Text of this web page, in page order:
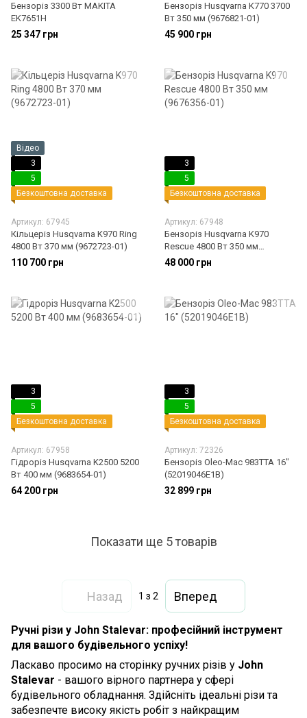
Бензоріз 3300 Вт MAKITA
EK7651H
25 347 грн
Бензоріз Husqvarna K770 3700
Вт 350 мм (9676821-01)
45 900 грн
Відео
3
5
Безкоштовна доставка
Артикул: 67945
Кільцеріз Husqvarna K970 Ring
4800 Вт 370 мм (9672723-01)
110 700 грн
3
5
Безкоштовна доставка
Артикул: 67948
Бензоріз Husqvarna K970
Rescue 4800 Вт 350 мм
(9676356-01)
48 000 грн
3
5
Безкоштовна доставка
Артикул: 67958
Гідроріз Husqvarna K2500 5200
Вт 400 мм (9683654-01)
64 200 грн
3
5
Безкоштовна доставка
Артикул: 72326
Бензоріз Oleo-Mac 983ТТА 16"
(52019046E1B)
32 899 грн
Показати ще 5 товарів
Назад 1 з 2 Вперед
Ручні різи у John Stalevar: професійний інструмент
для вашого будівельного успіху!
Ласкаво просимо на сторінку ручних різів у John
Stalevar - вашого вірного партнера у сфері
будівельного обладнання. Здійсніть ідеальні різи та
забезпечте високу якість робіт з найкращим